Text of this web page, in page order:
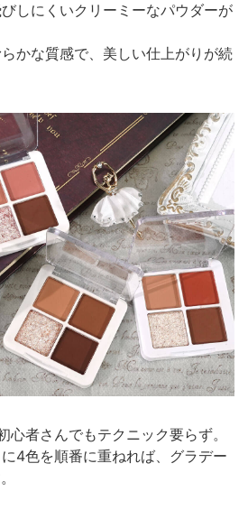
しにくいクリーミーなパウダーが
かな質感で、美しい仕上がりが続
心者さんでもテクニック要らず。
4色を順番に重ねれば、グラデー